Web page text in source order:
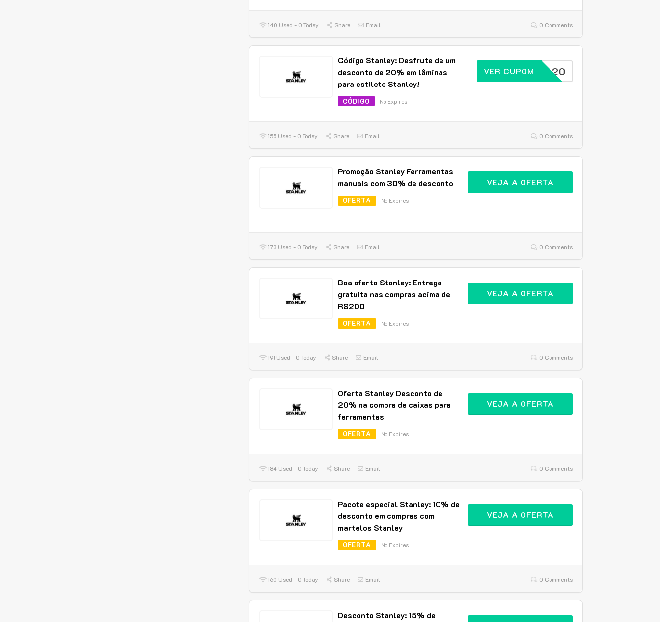
140 Used - 0 Today Share Email 0 Comments
Código Stanley: Desfrute de um
desconto de 20% em lâminas
para estilete Stanley!
CÓDIGO No Expires
BRASIL20
VER CUPOM
155 Used - 0 Today Share Email 0 Comments
Promoção Stanley Ferramentas
manuais com 30% de desconto
OFERTA No Expires
VEJA A OFERTA
173 Used - 0 Today Share Email 0 Comments
Boa oferta Stanley: Entrega
gratuita nas compras acima de
R$200
OFERTA No Expires
VEJA A OFERTA
191 Used - 0 Today Share Email 0 Comments
Oferta Stanley Desconto de
20% na compra de caixas para
ferramentas
OFERTA No Expires
VEJA A OFERTA
184 Used - 0 Today Share Email 0 Comments
Pacote especial Stanley: 10% de
desconto em compras com
martelos Stanley
OFERTA No Expires
VEJA A OFERTA
160 Used - 0 Today Share Email 0 Comments
Desconto Stanley: 15% de